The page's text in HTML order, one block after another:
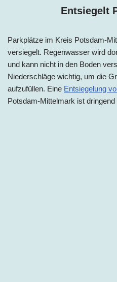
Entsiegelt
Parkplätze im Kreis Potsdam-
versiegelt. Regenwasser wird
und kann nicht in den Boden
Niederschläge wichtig, um die
aufzufüllen. Eine Entsiegelung
Potsdam-Mittelmark ist dringend